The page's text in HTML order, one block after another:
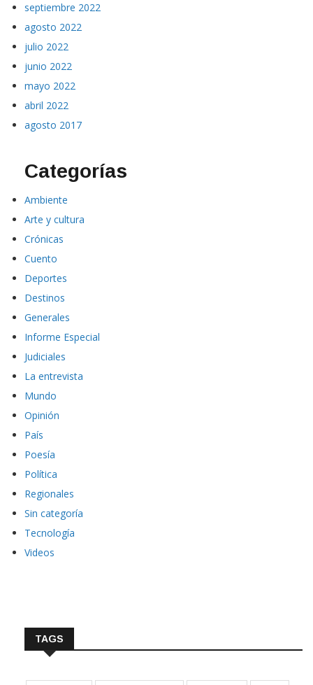
septiembre 2022
agosto 2022
julio 2022
junio 2022
mayo 2022
abril 2022
agosto 2017
Categorías
Ambiente
Arte y cultura
Crónicas
Cuento
Deportes
Destinos
Generales
Informe Especial
Judiciales
La entrevista
Mundo
Opinión
País
Poesía
Política
Regionales
Sin categoría
Tecnología
Videos
TAGS